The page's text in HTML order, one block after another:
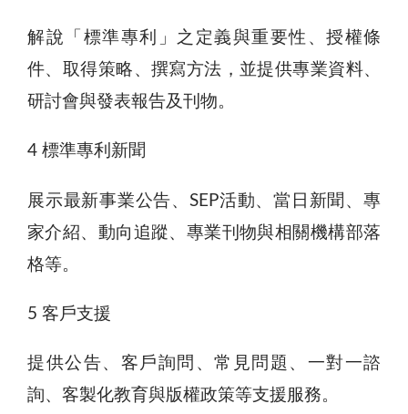
解說「標準專利」之定義與重要性、授權條
件、取得策略、撰寫方法，並提供專業資料、
研討會與發表報告及刊物。
4 標準專利新聞
展示最新事業公告、SEP活動、當日新聞、專
家介紹、動向追蹤、專業刊物與相關機構部落
格等。
5 客戶支援
提供公告、客戶詢問、常見問題、一對一諮
詢、客製化教育與版權政策等支援服務。